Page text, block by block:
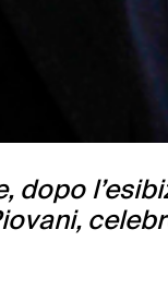
dopo